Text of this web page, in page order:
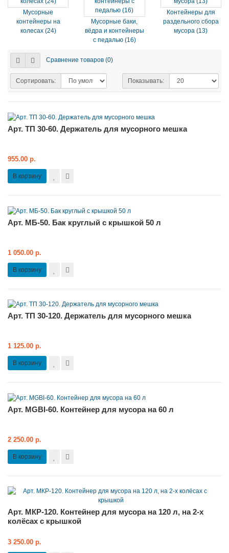
Мусорные
контейнеры на
колесах (24)
Мусорные баки,
вёдра и контейнеры
с педалью (16)
Контейнеры для
раздельного сбора
мусора (13)
Сравнение товаров (0)
Сортировать: Показывать:
Арт. ТП 30-60. Держатель для мусорного мешка
955.00 р.
В корзину
Арт. МБ-50. Бак круглый с крышкой 50 л
1 050.00 р.
В корзину
Арт. ТП 30-120. Держатель для мусорного мешка
1 125.00 р.
В корзину
Арт. MGBI-60. Контейнер для мусора на 60 л
2 250.00 р.
В корзину
Арт. MКР-120. Контейнер для мусора на 120 л, на 2-х
колёсах с крышкой
3 250.00 р.